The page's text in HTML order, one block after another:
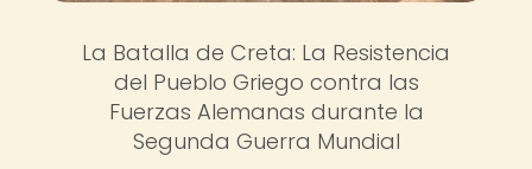
La Batalla de Creta: La Resistencia
del Pueblo Griego contra las
Fuerzas Alemanas durante la
Segunda Guerra Mundial